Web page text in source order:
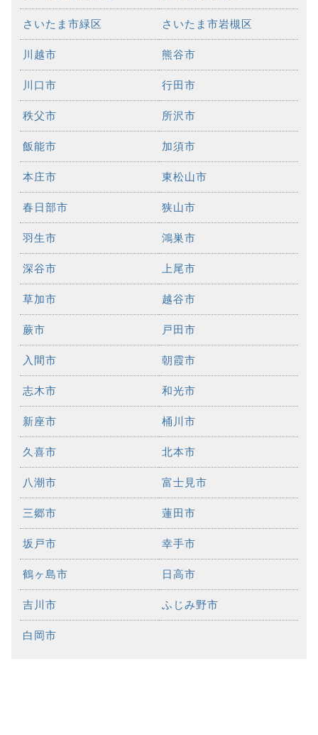
さいたま市緑区 さいたま市岩槻区
川越市 熊谷市
川口市 行田市
秩父市 所沢市
飯能市 加須市
本庄市 東松山市
春日部市 狭山市
羽生市 鴻巣市
深谷市 上尾市
草加市 越谷市
蕨市 戸田市
入間市 朝霞市
志木市 和光市
新座市 桶川市
久喜市 北本市
八潮市 富士見市
三郷市 蓮田市
坂戸市 幸手市
鶴ヶ島市 日高市
吉川市 ふじみ野市
白岡市